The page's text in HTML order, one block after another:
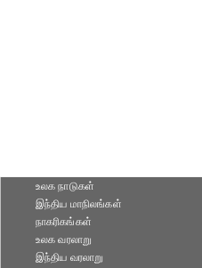
உலக நாடுகள்
இந்திய மாநிலங்கள்
நாகரிகங்கள்
உலக வரலாறு
இந்திய வரலாறு